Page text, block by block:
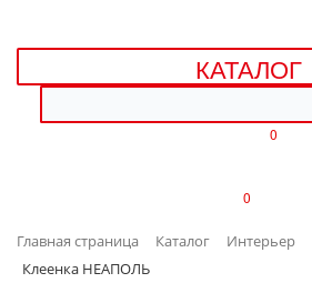
ДЕТСКИЕ ТОВАРЫ
ИНТЕРЬЕР
КАТАЛОГ
0
0
Главная страница Каталог Интерьер
Клеенка НЕАПОЛЬ